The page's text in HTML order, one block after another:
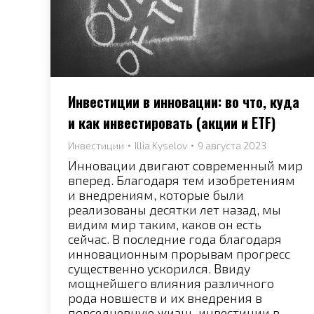
Инвестиции в инновации: во что, куда
и как инвестировать (акции и ETF)
Инвестиции Illia Kyselov 9 августа 2023
Инновации двигают современный мир
вперед. Благодаря тем изобретениям
и внедрениям, которые были
реализованы десятки лет назад, мы
видим мир таким, каков он есть
сейчас. В последние года благодаря
инновационным прорывам прогресс
существенно ускорился. Ввиду
мощнейшего влияния различного
рода новшеств и их внедрения в